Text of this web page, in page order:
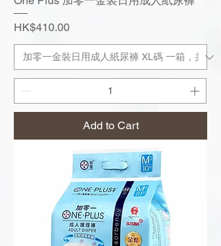
Price
HK$410.00
Add to Cart